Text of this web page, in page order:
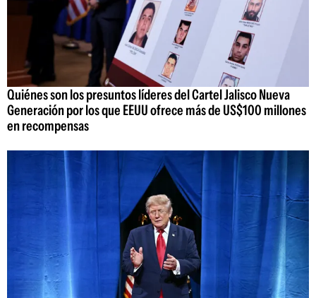
Quiénes son los presuntos líderes del Cartel Jalisco Nueva
Generación por los que EEUU ofrece más de US$100 millones
en recompensas